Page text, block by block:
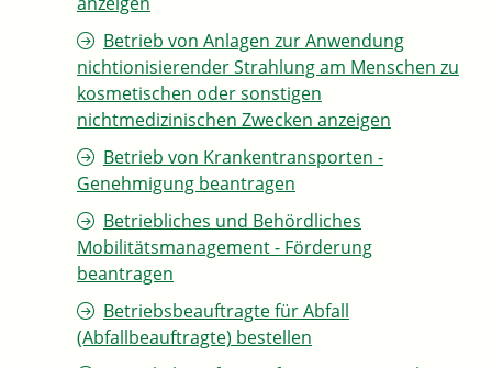
Betrieb von Anlagen zur Anwendung
nichtionisierender Strahlung am Menschen zu
kosmetischen oder sonstigen
nichtmedizinischen Zwecken anzeigen
Betrieb von Krankentransporten -
Genehmigung beantragen
Betriebliches und Behördliches
Mobilitätsmanagement - Förderung
beantragen
Betriebsbeauftragte für Abfall
(Abfallbeauftragte) bestellen